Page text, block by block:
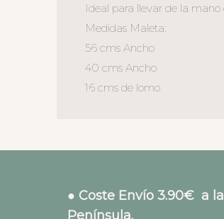
Ideal para llevar de la mano
Medidas Maleta:
56 cms Ancho
40 cms Ancho
16 cms de lomo
● Coste Envío 3.90€ a la